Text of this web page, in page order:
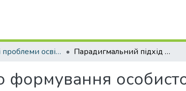
Актуальні проблеми освітньо-виховного процесу та шляхи їх вирішення в умовах сучасних викликів Парадигмальний підхід до формування особистості майбутнього фахівця